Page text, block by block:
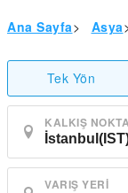
Ana Sayfa> Asya
Tek Yön
KALKIŞ
VARIŞ YERI